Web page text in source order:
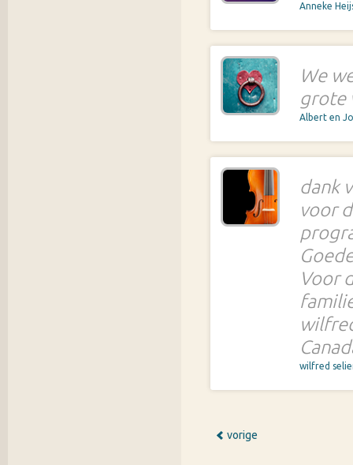
Anneke
We
grote
Albert en
dank
voor
Voor
wilfred
vorige